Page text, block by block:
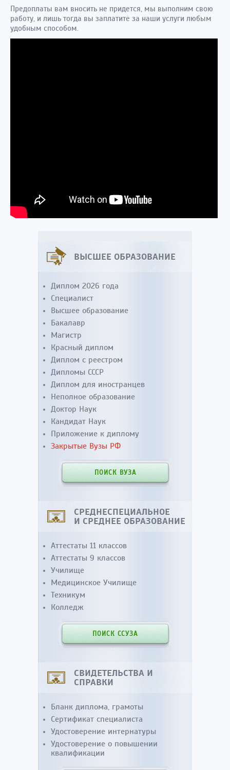
Предоплаты вам вносить не придется, мы выполним свою
работу, и лишь тогда вы заплатите за наши услуги любым
удобным способом.
ВЫСШЕЕ ОБРАЗОВАНИЕ
Диплом 2026 года
Специалист
Высшее образование
Бакалавр
Магистр
Красный диплом
Диплом с реестром
Дипломы СССР
Диплом для иностранцев
Неполное образование
Доктор Наук
Кандидат Наук
Приложение к диплому
Закрытые Вузы РФ
ПОИСК ВУЗА
СРЕДНЕСПЕЦИАЛЬНОЕ
И СРЕДНЕЕ ОБРАЗОВАНИЕ
Аттестаты 11 классов
Аттестаты 9 классов
Училище
Медицинское Училище
Техникум
Колледж
ПОИСК ССУЗА
СВИДЕТЕЛЬСТВА И
СПРАВКИ
Бланк диплома, грамоты
Сертификат специалиста
Удостоверение интернатуры
Удостоверение о повышении
квалификации